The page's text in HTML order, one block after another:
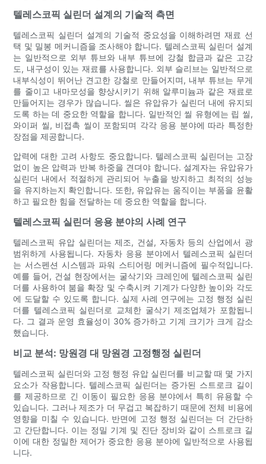
텔레스코픽 실린더 설계의 기술적 측면
텔레스코픽 실린더 설계의 기술적 중요성을 이해하려면 재료 선
택 및 밀봉 메커니즘을 조사해야 합니다. 텔레스코픽 실린더 설계
는 일반적으로 외부 튜브와 내부 튜브에 강철 합금과 같은 고강
도, 내구성이 있는 재료를 사용합니다. 외부 슬리브는 일반적으로
내부식성이 뛰어난 견고한 강철로 만들어지며, 내부 튜브는 무게
를 줄이고 내마모성을 향상시키기 위해 알루미늄과 같은 재료로
만들어지는 경우가 많습니다. 씰은 유압유가 실린더 내에 유지되
도록 하는 데 중요한 역할을 합니다. 일반적인 씰 유형에는 립 씰,
와이퍼 씰, 비접촉 씰이 포함되며 각각 응용 분야에 따라 특정한
장점을 제공합니다.
압력에 대한 고려 사항도 중요합니다. 텔레스코픽 실린더는 고장
없이 높은 압력과 반복 하중을 견뎌야 합니다. 설계자는 유압유가
실린더 내에서 적절하게 관리되어 누출을 방지하고 최적의 성능
을 유지하는지 확인합니다. 또한, 유압유는 움직이는 부품을 윤활
하고 필요한 힘을 전달하는 데 중요한 역할을 합니다.
텔레스코픽 실린더 응용 분야의 사례 연구
텔레스코픽 유압 실린더는 제조, 건설, 자동차 등의 산업에서 광
범위하게 사용됩니다. 자동차 응용 분야에서 텔레스코픽 실린더
는 서스펜션 시스템과 파워 스티어링 메커니즘에 필수적입니다.
예를 들어, 건설 현장에서는 굴삭기와 크레인에 텔레스코픽 실린
더를 사용하여 붐을 확장 및 수축시켜 기계가 다양한 높이와 각도
에 도달할 수 있도록 합니다. 실제 사례 연구에는 고정 행정 실린
더를 텔레스코픽 실린더로 교체한 굴삭기 제조업체가 포함됩니
다. 그 결과 운영 효율성이 30% 증가하고 기계 크기가 크게 감소
했습니다.
비교 분석: 망원경 대 망원경 고정행정 실린더
텔레스코픽 실린더와 고정 행정 유압 실린더를 비교할 때 몇 가지
요소가 작용합니다. 텔레스코픽 실린더는 증가된 스트로크 길이
를 제공하므로 긴 이동이 필요한 응용 분야에서 특히 유용할 수
있습니다. 그러나 제조가 더 무겁고 복잡하기 때문에 전체 비용에
영향을 미칠 수 있습니다. 반면에 고정 행정 실린더는 더 간단하
고 간단합니다. 이는 정밀 기계 및 진단 장비와 같이 스트로크 길
이에 대한 정밀한 제어가 중요한 응용 분야에 일반적으로 사용됩
니다.